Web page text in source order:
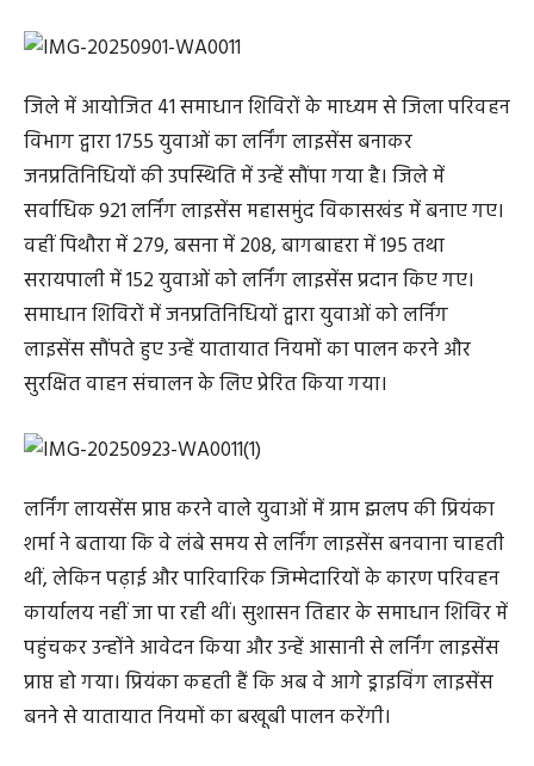
जिले में आयोजित 41 समाधान शिविरों के माध्यम से जिला परिवहन
विभाग द्वारा 1755 युवाओं का लर्निंग लाइसेंस बनाकर
जनप्रतिनिधियों की उपस्थिति में उन्हें सौंपा गया है। जिले में
सर्वाधिक 921 लर्निंग लाइसेंस महासमुंद विकासखंड में बनाए गए।
वहीं पिथौरा में 279, बसना में 208, बागबाहरा में 195 तथा
सरायपाली में 152 युवाओं को लर्निंग लाइसेंस प्रदान किए गए।
समाधान शिविरों में जनप्रतिनिधियों द्वारा युवाओं को लर्निंग
लाइसेंस सौंपते हुए उन्हें यातायात नियमों का पालन करने और
सुरक्षित वाहन संचालन के लिए प्रेरित किया गया।
लर्निंग लायसेंस प्राप्त करने वाले युवाओं में ग्राम झलप की प्रियंका
शर्मा ने बताया कि वे लंबे समय से लर्निंग लाइसेंस बनवाना चाहती
थीं, लेकिन पढ़ाई और पारिवारिक जिम्मेदारियों के कारण परिवहन
कार्यालय नहीं जा पा रही थीं। सुशासन तिहार के समाधान शिविर में
पहुंचकर उन्होंने आवेदन किया और उन्हें आसानी से लर्निंग लाइसेंस
प्राप्त हो गया। प्रियंका कहती हैं कि अब वे आगे ड्राइविंग लाइसेंस
बनने से यातायात नियमों का बखूबी पालन करेंगी।